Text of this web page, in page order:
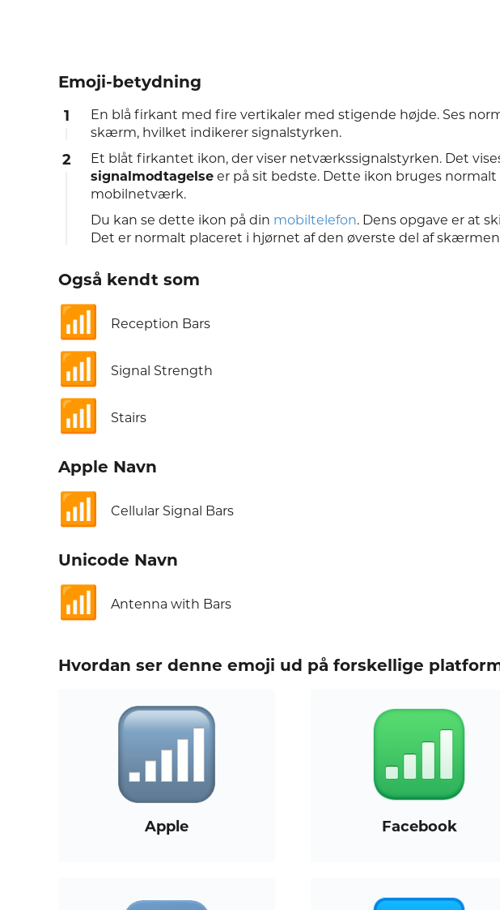
Emoji-betydning
1
En blå firkant med fire vertikaler med stigende højde. Ses
skærm, hvilket indikerer signalstyrken.
2
Et blåt firkantet ikon, der viser netværkssignalstyrken. Det
signalmodtagelse er på sit bedste. Dette ikon bruges
mobilnetværk.
Du kan se dette ikon på din mobiltelefon. Dens opgave er at
Det er normalt placeret i hjørnet af den øverste del af
Også kendt som
📶 Reception Bars
📶 Signal Strength
📶 Stairs
Apple Navn
📶 Cellular Signal Bars
Unicode Navn
📶 Antenna with Bars
Hvordan ser denne emoji ud på forskellige
Apple Facebook